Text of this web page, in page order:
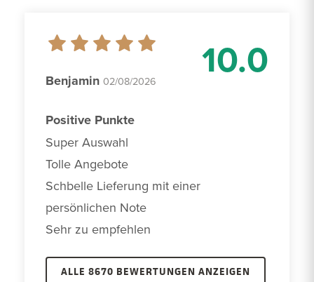
10.0
Benjamin 02/08/2026
Positive Punkte
Super Auswahl
Tolle Angebote
Schbelle Lieferung mit einer
persönlichen Note
Sehr zu empfehlen
ALLE 8670 BEWERTUNGEN ANZEIGEN